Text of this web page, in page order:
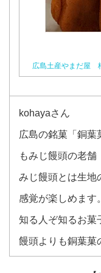
広島土産やまだ屋
kohayaさん
広島の銘菓「銅葉
もみじ饅頭の老舗
みじ饅頭とは生地
感覚が楽しめます
知る人ぞ知るお菓
饅頭よりも銅葉菓